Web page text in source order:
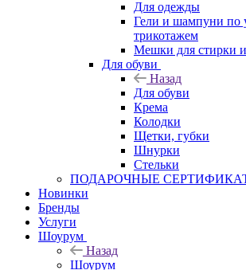
Для одежды
Гели и шампуни по
трикотажем
Мешки для стирки
Для обуви
Назад
Для обуви
Крема
Колодки
Щетки, губки
Шнурки
Стельки
ПОДАРОЧНЫЕ
Новинки
Бренды
Услуги
Шоурум
Назад
Шоурум